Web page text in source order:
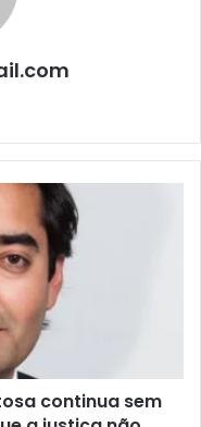
continua sem